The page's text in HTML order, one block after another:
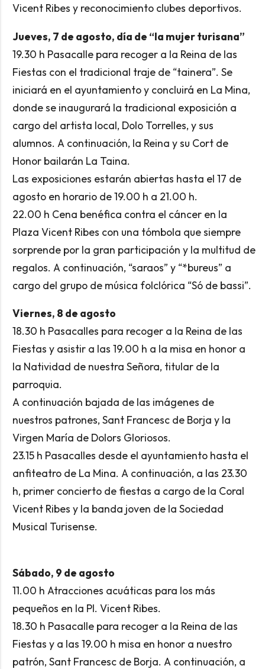
Vicent Ribes y reconocimiento clubes deportivos.
Jueves, 7 de agosto, día de “la mujer turisana”
19.30 h Pasacalle para recoger a la Reina de las
Fiestas con el tradicional traje de “tainera”. Se
iniciará en el ayuntamiento y concluirá en La Mina,
donde se inaugurará la tradicional exposición a
cargo del artista local, Dolo Torrelles, y sus
alumnos. A continuación, la Reina y su Cort de
Honor bailarán La Taina.
Las exposiciones estarán abiertas hasta el 17 de
agosto en horario de 19.00 h a 21.00 h.
22.00 h Cena benéfica contra el cáncer en la
Plaza Vicent Ribes con una tómbola que siempre
sorprende por la gran participación y la multitud de
regalos. A continuación, “saraos” y “*bureus” a
cargo del grupo de música folclórica “Só de bassi”.
Viernes, 8 de agosto
18.30 h Pasacalles para recoger a la Reina de las
Fiestas y asistir a las 19.00 h a la misa en honor a
la Natividad de nuestra Señora, titular de la
parroquia.
A continuación bajada de las imágenes de
nuestros patrones, Sant Francesc de Borja y la
Virgen María de Dolors Gloriosos.
23.15 h Pasacalles desde el ayuntamiento hasta el
anfiteatro de La Mina. A continuación, a las 23.30
h, primer concierto de fiestas a cargo de la Coral
Vicent Ribes y la banda joven de la Sociedad
Musical Turisense.
Sábado, 9 de agosto
11.00 h Atracciones acuáticas para los más
pequeños en la Pl. Vicent Ribes.
18.30 h Pasacalle para recoger a la Reina de las
Fiestas y a las 19.00 h misa en honor a nuestro
patrón, Sant Francesc de Borja. A continuación, a